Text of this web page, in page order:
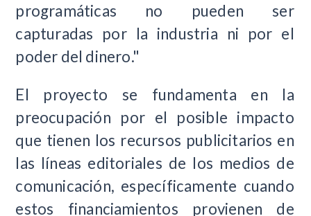
programáticas no pueden ser
capturadas por la industria ni por el
poder del dinero."
El proyecto se fundamenta en la
preocupación por el posible impacto
que tienen los recursos publicitarios en
las líneas editoriales de los medios de
comunicación, específicamente cuando
estos financiamientos provienen de